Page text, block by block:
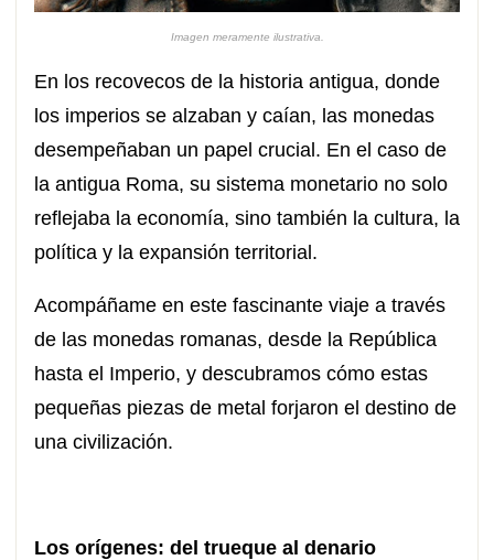
Imagen meramente ilustrativa.
En los recovecos de la historia antigua, donde
los imperios se alzaban y caían, las monedas
desempeñaban un papel crucial. En el caso de
la antigua Roma, su sistema monetario no solo
reflejaba la economía, sino también la cultura, la
política y la expansión territorial.
Acompáñame en este fascinante viaje a través
de las monedas romanas, desde la República
hasta el Imperio, y descubramos cómo estas
pequeñas piezas de metal forjaron el destino de
una civilización.
Los orígenes: del trueque al denario